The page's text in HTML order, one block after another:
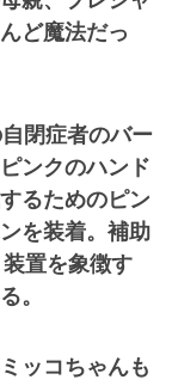
ど魔法だっ
閉症者のバー
ンクのハンド
るためのピン
を装着。補助
置を象徴す
。
ッコちゃんも